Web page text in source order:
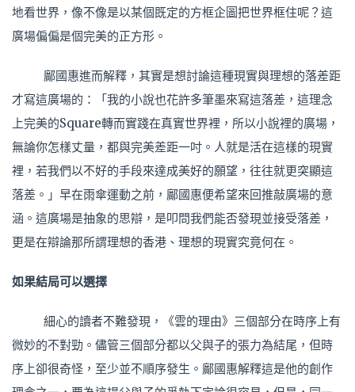
地看世界，像不像是以某個既定的方框企圖把世界框住呢？這
廣場偏偏是個完美的正方形。
鄺國惠進而解釋，其實是想討論這種現實與理想的落差距
才寫這廣場的：「我的小說也花許多筆墨來寫這落差，這理念
上完美的Square轉而實踐在真實世界裡，所以小說裡的廣場，
無論你怎樣丈量，都與完美差距一吋。人就是活在這樣的現實
裡，若我們以不好的手段來達成美好的願望，往往就更突顯這
落差。」早在雨傘運動之前，鄺國惠便希望來回推敲廣場的意
涵。這廣場是抽象的思辯，是叩問我們能否發現並接受落差，
更是在辯論那所謂理想的香港、理想的現實究竟何在。
如果結局可以選擇
細心的讀者不難發現，《雲的理由》三個部分在時序上有
微妙的不對勁。儘管三個部分都以父與子的張力為結尾，但時
序上卻很奇怪，至少並不順序發生。鄺國惠解釋這是他的創作